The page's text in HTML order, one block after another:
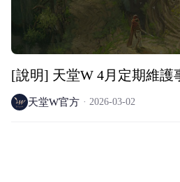
[說明] 天堂W 4月定期維護
天堂W官方 2026-03-02